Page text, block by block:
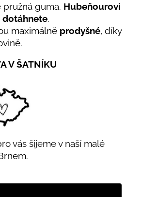
pružná guma. Hubeňourovi
dotáhnete.
maximálně prodyšné, díky
V ŠATNÍKU
vás šijeme v naší malé